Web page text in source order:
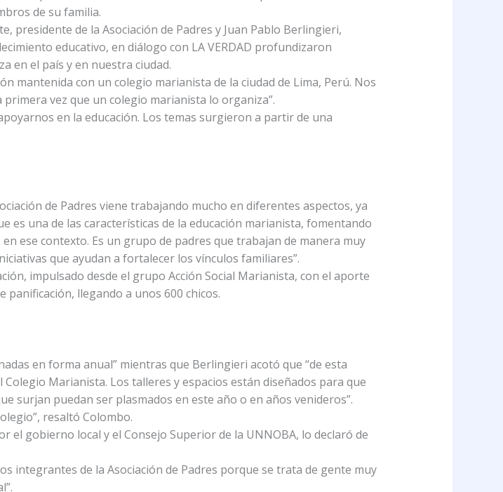
de su familia.
presidente de la Asociación de Padres y Juan Pablo Berlingieri,
educativo, en diálogo con LA VERDAD profundizaron
en el país y en nuestra ciudad.
mantenida con un colegio marianista de la ciudad de Lima, Perú. Nos
vez que un colegio marianista lo organiza”.
en la educación. Los temas surgieron a partir de una
de Padres viene trabajando mucho en diferentes aspectos, ya
es una de las características de la educación marianista, fomentando
ese contexto. Es un grupo de padres que trabajan de manera muy
que ayudan a fortalecer los vínculos familiares”.
impulsado desde el grupo Acción Social Marianista, con el aporte
llegando a unos 600 chicos.
en forma anual” mientras que Berlingieri acotó que “de esta
Marianista. Los talleres y espacios están diseñados para que
surjan puedan ser plasmados en este año o en años venideros”.
resaltó Colombo.
el gobierno local y el Consejo Superior de la UNNOBA, lo declaró de
integrantes de la Asociación de Padres porque se trata de gente muy